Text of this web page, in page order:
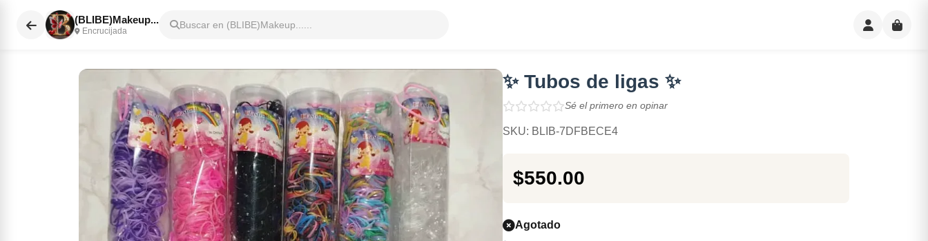
(BLIBE)Makeup...
Encrucijada
Buscar en (BLIBE)Makeup......
✨ Tubos de ligas ✨
Sé el primero en opinar
SKU: BLIB-7DFBECE4
$550.00
Agotado